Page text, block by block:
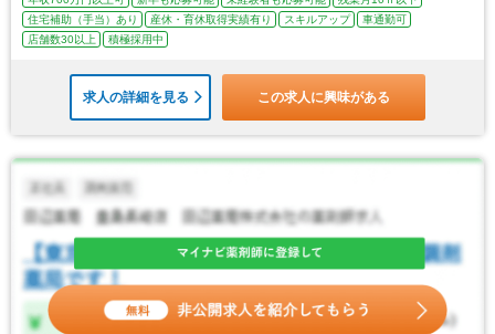
住宅補助（手当）あり
産休・育休取得実績有り スキルアップ
車通勤可
店舗数30以上
積極採用中
求人の詳細を見る この求人に興味がある